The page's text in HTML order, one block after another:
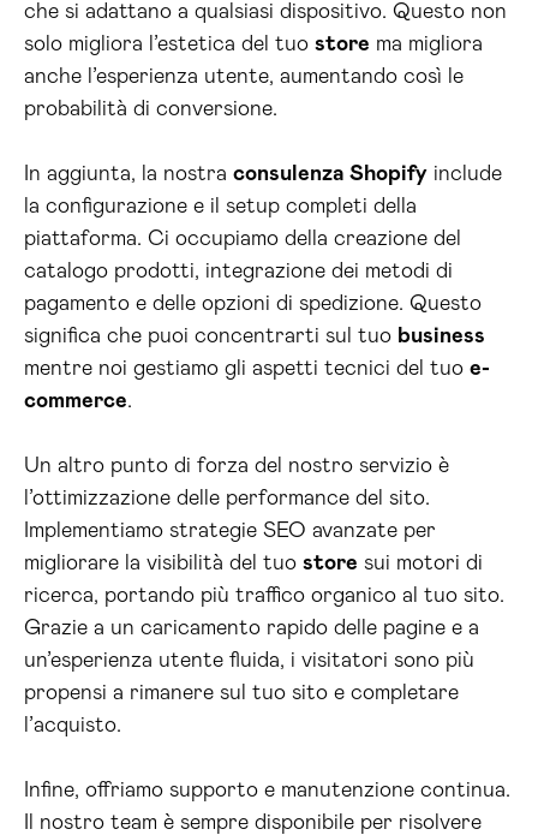
che si adattano a qualsiasi dispositivo. Questo non
solo migliora l’estetica del tuo store ma migliora
anche l’esperienza utente, aumentando così le
probabilità di conversione.
In aggiunta, la nostra consulenza Shopify include
la configurazione e il setup completi della
piattaforma. Ci occupiamo della creazione del
catalogo prodotti, integrazione dei metodi di
pagamento e delle opzioni di spedizione. Questo
significa che puoi concentrarti sul tuo business
mentre noi gestiamo gli aspetti tecnici del tuo e-
commerce.
Un altro punto di forza del nostro servizio è
l’ottimizzazione delle performance del sito.
Implementiamo strategie SEO avanzate per
migliorare la visibilità del tuo store sui motori di
ricerca, portando più traffico organico al tuo sito.
Grazie a un caricamento rapido delle pagine e a
un’esperienza utente fluida, i visitatori sono più
propensi a rimanere sul tuo sito e completare
l’acquisto.
Infine, offriamo supporto e manutenzione continua.
Il nostro team è sempre disponibile per risolvere